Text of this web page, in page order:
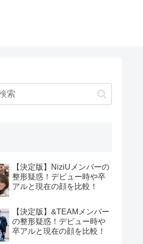
【決定版】NiziUメンバーの
整形疑惑！デビュー時や卒
アルと現在の顔を比較！
【決定版】&TEAMメンバー
の整形疑惑！デビュー時や
卒アルと現在の顔を比較！